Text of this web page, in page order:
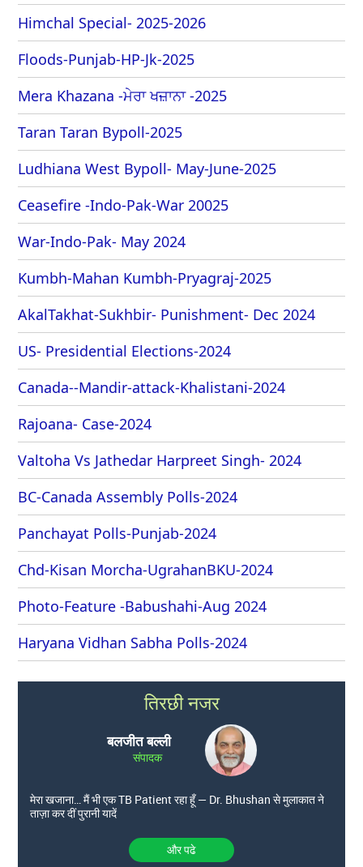
Himchal Special- 2025-2026
Floods-Punjab-HP-Jk-2025
Mera Khazana -ਮੇਰਾ ਖਜ਼ਾਨਾ -2025
Taran Taran Bypoll-2025
Ludhiana West Bypoll- May-June-2025
Ceasefire -Indo-Pak-War 20025
War-Indo-Pak- May 2024
Kumbh-Mahan Kumbh-Pryagraj-2025
AkalTakhat-Sukhbir- Punishment- Dec 2024
US- Presidential Elections-2024
Canada--Mandir-attack-Khalistani-2024
Rajoana- Case-2024
Valtoha Vs Jathedar Harpreet Singh- 2024
BC-Canada Assembly Polls-2024
Panchayat Polls-Punjab-2024
Chd-Kisan Morcha-UgrahanBKU-2024
Photo-Feature -Babushahi-Aug 2024
Haryana Vidhan Sabha Polls-2024
तिरछी नजर
बलजीत बल्ली
संपादक
मेरा खजाना… मैं भी एक TB Patient रहा हूँ — Dr. Bhushan से मुलाकात ने
ताज़ा कर दीं पुरानी यादें
और पढे